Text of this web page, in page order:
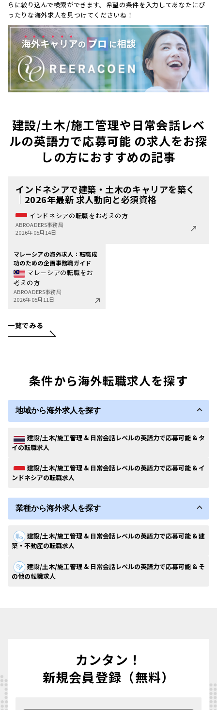
らに絞り込んで検索ができます。希望の条件を入力してあなたにぴ
ったりな海外求人を見つけてくださいね！
建設/土木/施工管理や日常会話レベ
ルの英語力で応募可能 の求人をお探
しの方におすすめの記事
インドネシアで建築・土木のキャリアを築く
｜2026年最新 求人動向と必須資格
インドネシアの転職をお考えの方
ABROADERS事務局
2026年05月14日
マレーシアの海外求人：転職成
功のための企画事務職ガイド
マレーシアの転職をお
考えの方
ABROADERS事務局
2026年05月11日
一覧でみる
条件から海外転職求人を探す
地域から海外求人を探す
建設/土木/施工管理 & 日常会話レベルの英語力で応募可能 & タ
イの転職求人
建設/土木/施工管理 & 日常会話レベルの英語力で応募可能 & イ
ンドネシアの転職求人
業種から海外求人を探す
建設/土木/施工管理 & 日常会話レベルの英語力で応募可能 & 建
築・不動産の転職求人
建設/土木/施工管理 & 日常会話レベルの英語力で応募可能 & そ
の他の転職求人
カンタン！
新規会員登録（無料）